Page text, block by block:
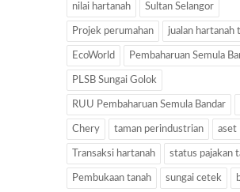
nilai hartanah Sultan Selangor
Projek perumahan jualan hartanah
EcoWorld Pembaharuan Semula
PLSB Sungai Golok
RUU Pembaharuan Semula Bandar
Chery taman perindustrian aset
Transaksi hartanah status pajakan
Pembukaan tanah sungai cetek